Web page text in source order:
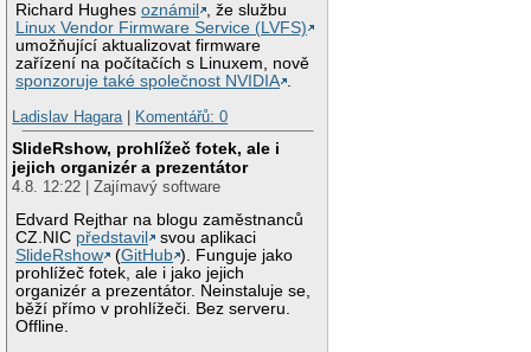
Richard Hughesoznámil
, že službu
Linux Vendor Firmware Service (LVFS)
umožňující aktualizovat firmware
zařízení na počítačích s Linuxem, nově
sponzoruje také společnost NVIDIA .
Ladislav Hagara| Komentářů: 0
SlideRshow, prohlížeč fotek, ale i
jejich organizér a prezentátor
4.8. 12:22 | Zajímavý software
Edvard Rejthar na blogu zaměstnanců
CZ.NIC představil
svou aplikaci
SlideRshow
(GitHub ). Funguje jako
prohlížeč fotek, ale i jako jejich
organizér a prezentátor. Neinstaluje se,
běží přímo v prohlížeči. Bez serveru.
Offline.